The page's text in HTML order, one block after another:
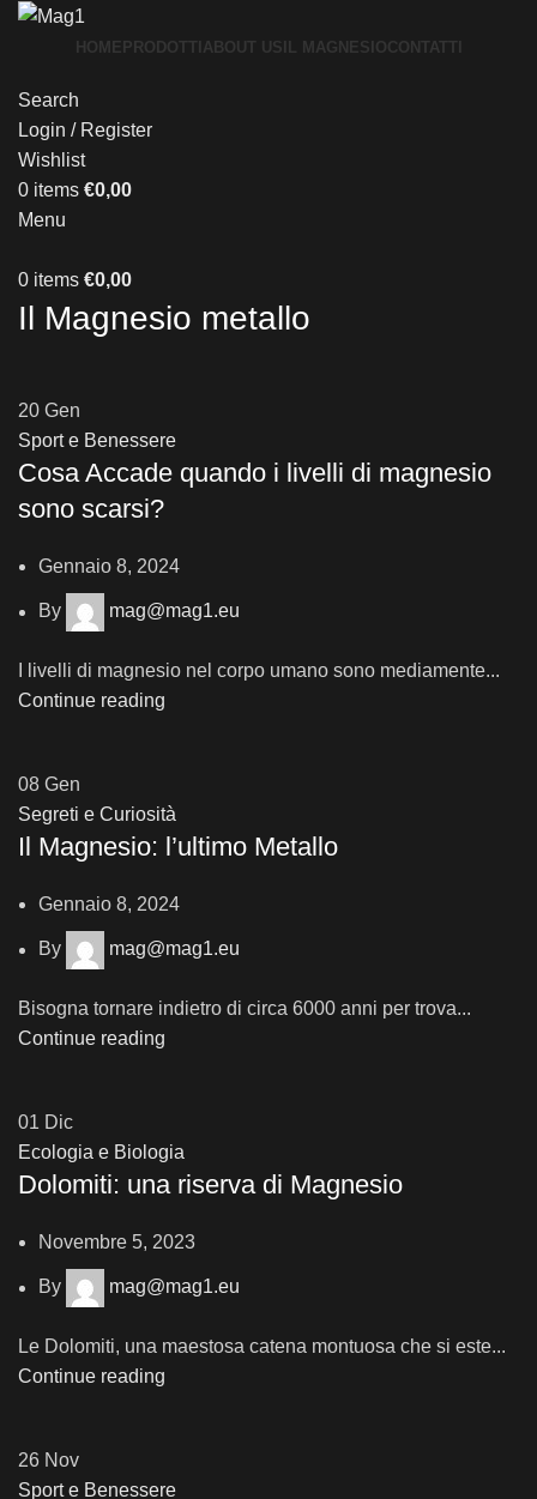
HOME PRODOTTI ABOUT US IL MAGNESIOCONTATTI
Search
Login / Register
Wishlist
0 items €0,00
Menu
0 items €0,00
Il Magnesio metallo
20 Gen
Sport e Benessere
Cosa Accade quando i livelli di magnesio
sono scarsi?
Gennaio 8, 2024
By mag@mag1.eu
I livelli di magnesio nel corpo umano sono mediamente...
Continue reading
08 Gen
Segreti e Curiosità
Il Magnesio: l’ultimo Metallo
Gennaio 8, 2024
By mag@mag1.eu
Bisogna tornare indietro di circa 6000 anni per trova...
Continue reading
01 Dic
Ecologia e Biologia
Dolomiti: una riserva di Magnesio
Novembre 5, 2023
By mag@mag1.eu
Le Dolomiti, una maestosa catena montuosa che si este...
Continue reading
26 Nov
Sport e Benessere